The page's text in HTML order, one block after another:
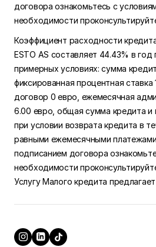
договора ознакомьтесь с
необходимости
Коэффициент расходности
ESTO AS составляет 44.43% в
примерных условиях: сумма
фиксированная процентная ставка
договор 0 евро, ежемесячная
6.00 евро, общая сумма кредита и
при условии возврата кредита в
равными ежемесячными платежами
подписанием договора
необходимости
Услугу Малого кредита